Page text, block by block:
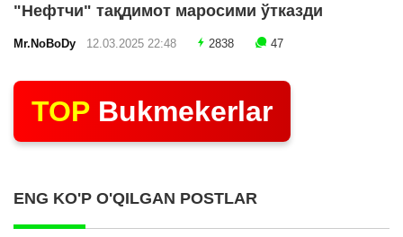
"Нефтчи" тақдимот маросими ўтказди
Mr.NoBoDy 12.03.2025 22:48 2838 47
TOP Bukmekerlar
ENG KO'P O'QILGAN POSTLAR